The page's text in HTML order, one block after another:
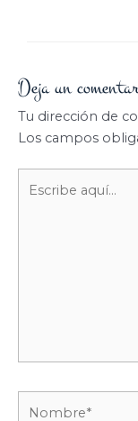
Deja un
Tu dirección de
Los campos
aquí...